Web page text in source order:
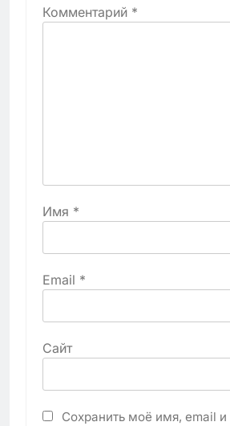
Комментарий *
Имя *
Email *
Сайт
Сохранить моё имя, email и